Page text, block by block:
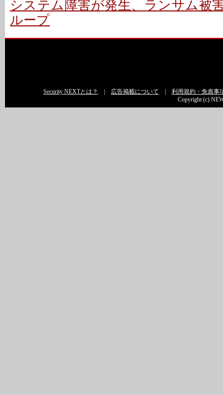
システム障害が発生、ランサム被
ループ
Security NEXTとは？ 広告掲載について
利用規約・免責事
Copyright (c)